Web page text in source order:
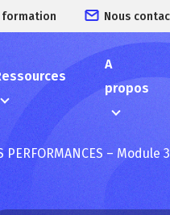
formation Nous
A
propos
PERFORMANCES –